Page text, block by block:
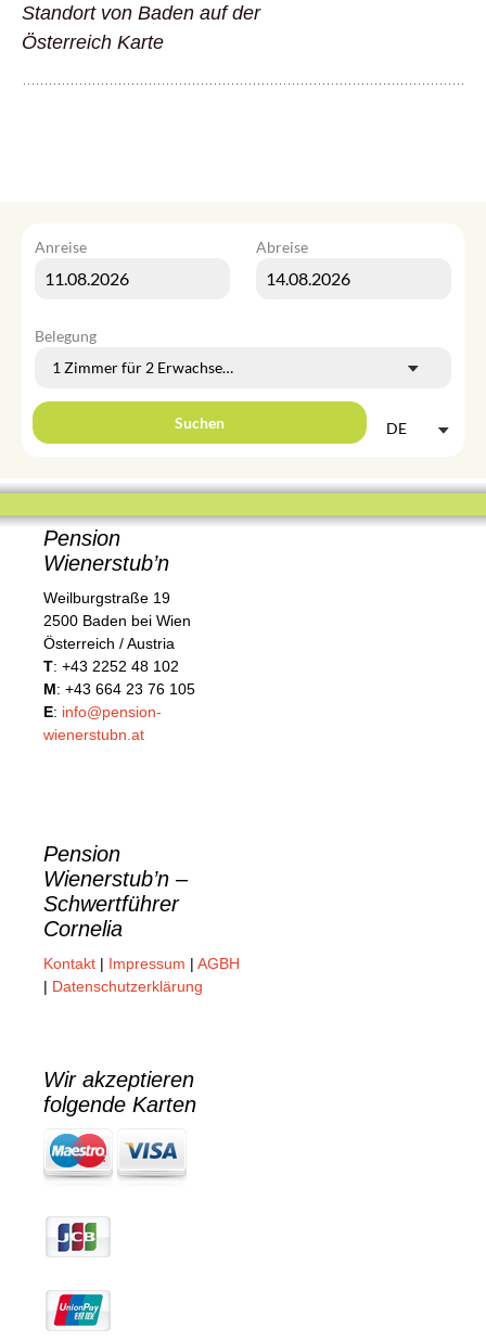
Standort von Baden auf der
Österreich Karte
Anreise Abreise
Belegung
1 Zimmerfür 2 Erwachsene
Suchen DE
Pension
Wienerstub’n
Weilburgstraße 19
2500 Baden bei Wien
Österreich / Austria
T: +43 2252 48 102
M: +43 664 23 76 105
E: info@pension-
wienerstubn.at
Pension
Wienerstub’n –
Schwertführer
Cornelia
Kontakt | Impressum | AGBH
| Datenschutzerklärung
Wir akzeptieren
folgende Karten